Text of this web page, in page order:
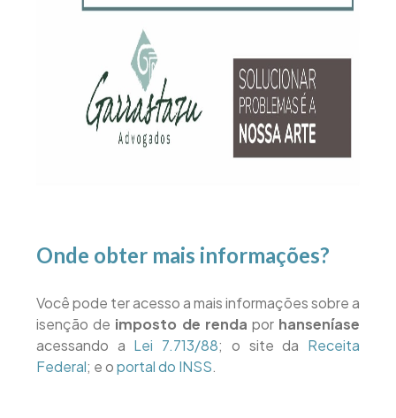
Onde obter mais informações?
Você pode ter acesso a mais informações sobre a
isenção de imposto de renda por hanseníase
acessando a Lei 7.713/88; o site da Receita
Federal; e oportal do INSS.